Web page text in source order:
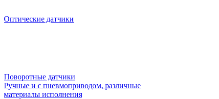
Оптические датчики
Поворотные датчики
Ручные и с пневмоприводом, различные
материалы исполнения